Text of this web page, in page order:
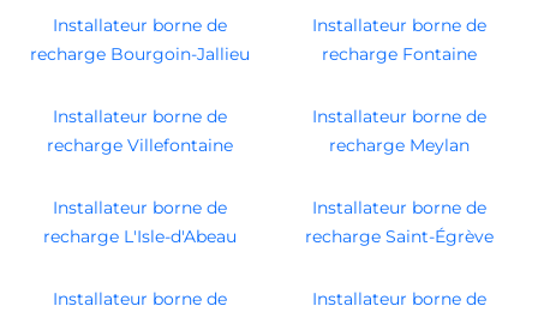
Installateur borne de
recharge Bourgoin-Jallieu
Installateur borne de
recharge Fontaine
Installateur borne de
recharge Villefontaine
Installateur borne de
recharge Meylan
Installateur borne de
recharge L'Isle-d'Abeau
Installateur borne de
recharge Saint-Égrève
Installateur borne de
Installateur borne de